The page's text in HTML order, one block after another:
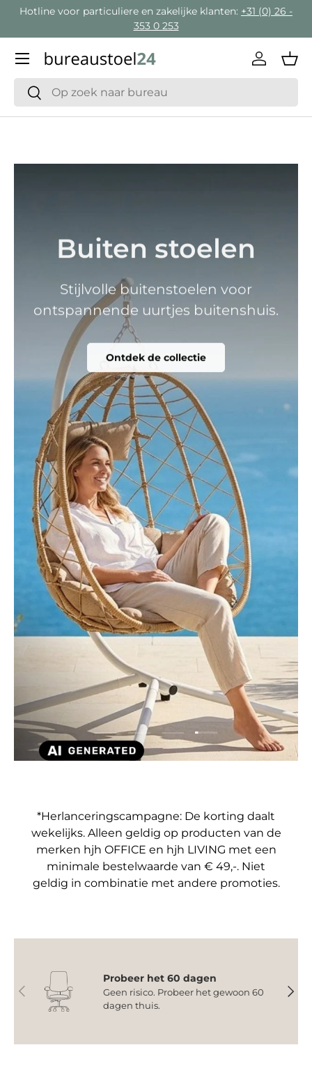
Hotline voor particuliere en zakelijke klanten: +31 (0) 26 -
353 0 253
Zoeken
Zoeken
Inloggen
Menu
Buiten stoelen
Stijlvolle buitenstoelen voor
ontspannende uurtjes buitenshuis.
Ontdek de collectie
Dia laden 1 van 4
Dia laden 2 van 4
Dia laden 3 van 4
Dia laden 4 van 4
*Herlanceringscampagne: De korting daalt
wekelijks. Alleen geldig op producten van de
merken hjh OFFICE en hjh LIVING met een
minimale bestelwaarde van € 49,-. Niet
geldig in combinatie met andere promoties.
Vorige
Probeer het 60 dagen
Geen risico. Probeer het gewoon 60
dagen thuis.